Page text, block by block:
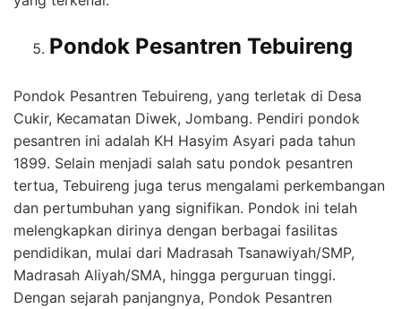
Pondok Pesantren Tebuireng
Pondok Pesantren Tebuireng, yang terletak di Desa
Cukir, Kecamatan Diwek, Jombang. Pendiri pondok
pesantren ini adalah KH Hasyim Asyari pada tahun
1899. Selain menjadi salah satu pondok pesantren
tertua, Tebuireng juga terus mengalami perkembangan
dan pertumbuhan yang signifikan. Pondok ini telah
melengkapkan dirinya dengan berbagai fasilitas
pendidikan, mulai dari Madrasah Tsanawiyah/SMP,
Madrasah Aliyah/SMA, hingga perguruan tinggi.
Dengan sejarah panjangnya, Pondok Pesantren